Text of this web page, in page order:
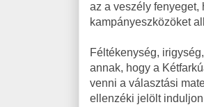
az a veszély fenyeget,
kampányeszközöket
Féltékenység,
annak, hogy a
venni a választási
ellenzéki jelölt